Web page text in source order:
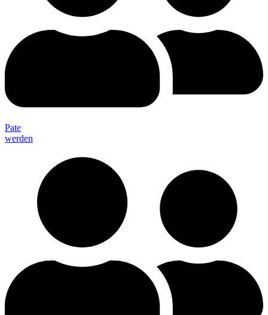
Pate
werden